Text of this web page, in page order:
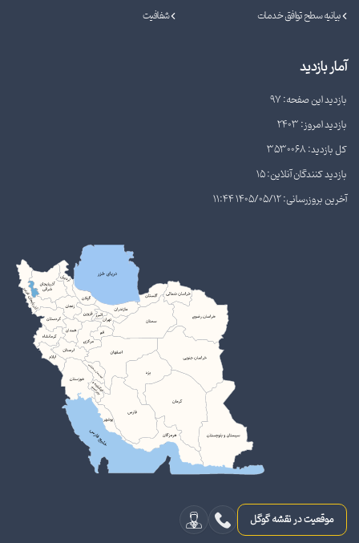
بیانیه سطح توافق خدمات
شفافیت
آمار بازدید
بازدید این صفحه: 97
بازدید امروز: 2403
کل بازدید: 3530068
بازدید کنندگان آنلاین: 15
آخرین بروزرسانی: 1405/05/12 11:44
موقعیت در نقشه گوگل